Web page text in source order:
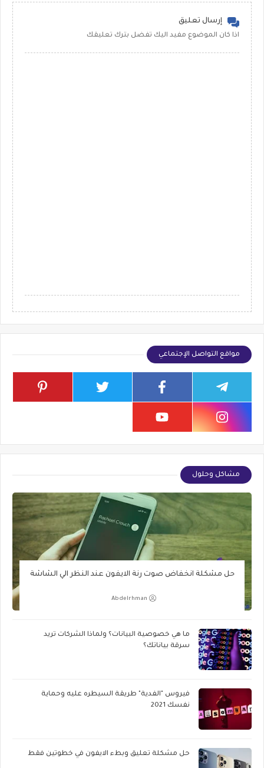
إرسال تعليق
اذا كان الموضوع مفيد اليك تفضل بترك تعليقك
مواقع التواصل الإجتماعي
مشاكل وحلول
حل مشكلة انخفاض صوت رنة الايفون عند النظر الي الشاشة
Abdelrhman
ما هي خصوصية البيانات؟ ولماذا الشركات تريد
سرقة بياناتك؟
فيروس "الفدية" طريقة السيطره عليه وحماية
نفسك 2021
حل مشكلة تعليق وبطء الايفون في خطوتين فقط